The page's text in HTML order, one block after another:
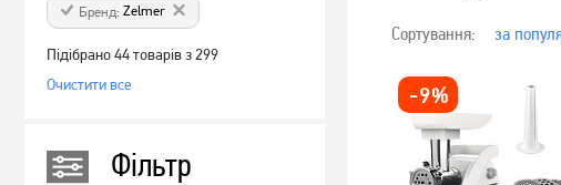
Бренд: Zelmer
Підібрано 44 товарів з 299
Очистити все
Фільтр
Сортування: за
-9%